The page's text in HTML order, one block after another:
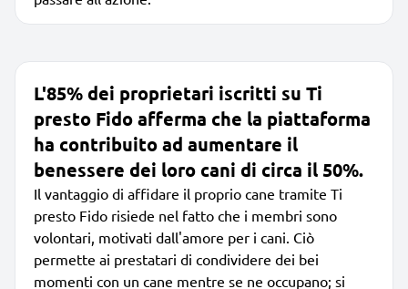
L'85% dei proprietari iscritti su Ti
presto Fido afferma che la piattaforma
ha contribuito ad aumentare il
benessere dei loro cani di circa il 50%.
Il vantaggio di affidare il proprio cane tramite Ti
presto Fido risiede nel fatto che i membri sono
volontari, motivati dall'amore per i cani. Ciò
permette ai prestatari di condividere dei bei
momenti con un cane mentre se ne occupano; si